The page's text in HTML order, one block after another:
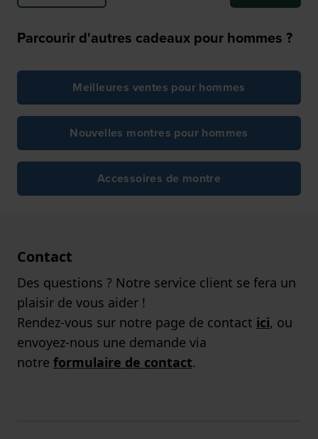
Parcourir d'autres cadeaux pour hommes ?
Meilleures ventes pour hommes
Nouvelles montres pour hommes
Accessoires de montre
Contact
Des questions ? Notre service client se fera un
plaisir de vous aider !
Rendez-vous sur notre page de contact ici, ou
envoyez-nous une demande via
notre formulaire de contact.